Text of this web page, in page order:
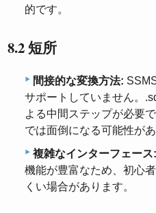
的です。
8.2 短所
間接的な変換方法:
サポートしていません。
よる中間ステップが必要
では面倒になる可能性があ
複雑なインターフェース:
機能が豊富なため、初心
くい場合があります。